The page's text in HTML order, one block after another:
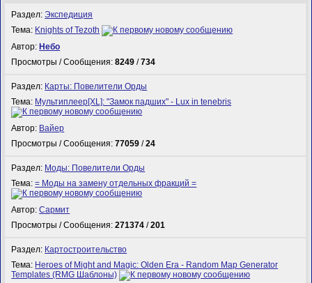
Раздел:Экспедиция
Тема: Knights of Tezoth
Автор: Небо
Просмотры / Сообщения:8249 /734
Раздел: Карты: Повелители Орды
Тема: Мультиплеер[XL]: "Замок падших" - Lux in tenebris
Автор: Вайер
Просмотры / Сообщения:77059 /24
Раздел: Моды: Повелители Орды
Тема:= Моды на замену отдельных фракций =
Автор:Сармит
Просмотры / Сообщения:271374 /201
Раздел: Картостроительство
Тема: Heroes of Might and Magic: Olden Era - Random Map Generator
Templates (RMG Шаблоны)